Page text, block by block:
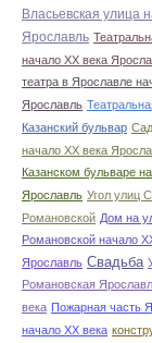
Власьевская улица
Ярославль
начало ХХ века
театра в Ярославле
Ярославль
Казанский бульвар
начало ХХ века
Казанском бульваре
Ярославль Угол улиц
Романовской Дом на
Романовской начало
Ярославль Свадьба
Романовская
века Пожарная часть
начало ХХ века